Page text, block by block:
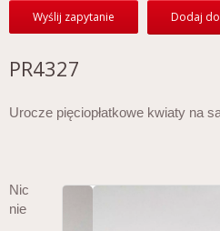
Wyślij zapytanie Dodaj
PR4327
Urocze pięciopłatkowe kwiaty na
Nic
nie